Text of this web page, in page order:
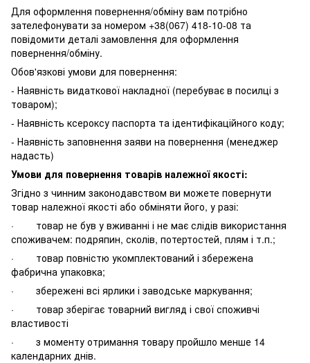
Для оформлення повернення/обміну вам потрібно
зателефонувати за номером +38(067) 418-10-08 та
повідомити деталі замовлення для оформлення
повернення/обміну.
Обов'язкові умови для повернення:
- Наявність видаткової накладної (перебуває в посилці з
товаром);
- Наявність ксероксу паспорта та ідентифікаційного коду;
- Наявність заповнення заяви на повернення (менеджер
надасть)
Умови для повернення товарів належної якості:
Згідно з чинним законодавством ви можете повернути
товар належної якості або обміняти його, у разі:
· товар не був у вживанні і не має слідів використання
споживачем: подряпин, сколів, потертостей, плям і т.п.;
· товар повністю укомплектований і збережена
фабрична упаковка;
· збережені всі ярлики і заводське маркування;
· товар зберігає товарний вигляд і свої споживчі
властивості
· з моменту отримання товару пройшло менше 14
календарних днів.